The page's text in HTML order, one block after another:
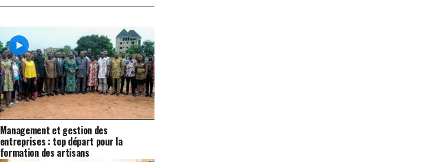
Management et gestion des
entreprises : top départ pour la
formation des artisans